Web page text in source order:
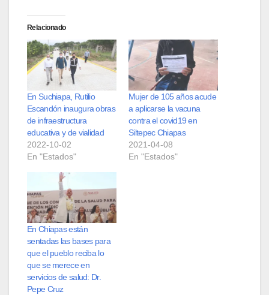
Relacionado
En Suchiapa, Rutilio
Escandón inaugura obras
de infraestructura
educativa y de vialidad
2022-10-02
En "Estados"
Mujer de 105 años acude
a aplicarse la vacuna
contra el covid19 en
Siltepec Chiapas
2021-04-08
En "Estados"
En Chiapas están
sentadas las bases para
que el pueblo reciba lo
que se merece en
servicios de salud: Dr.
Pepe Cruz